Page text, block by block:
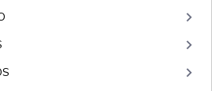
keyboard_arrow_right
keyboard_arrow_right
keyboard_arrow_right